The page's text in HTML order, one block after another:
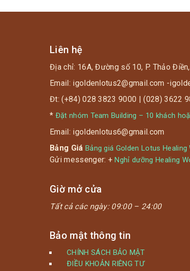
? Dưới đây là 4 phương pháp chăm
khỏe tốt nhất dành cho bạn.
Liên hệ
Địa chỉ: 16A, Đường số 10, P. Thảo
Email: igoldenlotus2@gmail.com -
Đt: (+84) 028 3823 9000 | (028) 3622
* Đặt nhóm Team Building – 10 khách
Email: igoldenlotus6@gmail.com
Bảng Giá Bảng giá Golden Lotus
Gửi messenger: +Nghỉ dưỡng Healing
Giờ mở cửa
Tất cả các ngày: 09:00 – 24:00
Bảo mật thông tin
CHÍNH SÁCH BẢO MẬT
ĐIỀU KHOẢN RIÊNG TƯ